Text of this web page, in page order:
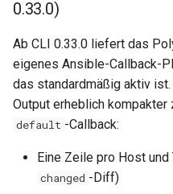
0.33.0)
Ab CLI 0.33.0 liefert das
eigenes Ansible-Callback-
das standardmäßig aktiv
Output erheblich
default -Callback:
Eine Zeile pro Host
changed -Diff)